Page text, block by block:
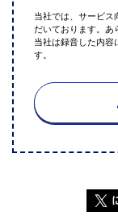
当社では、サービス
だいております。あ
当社は録音した内容
す。